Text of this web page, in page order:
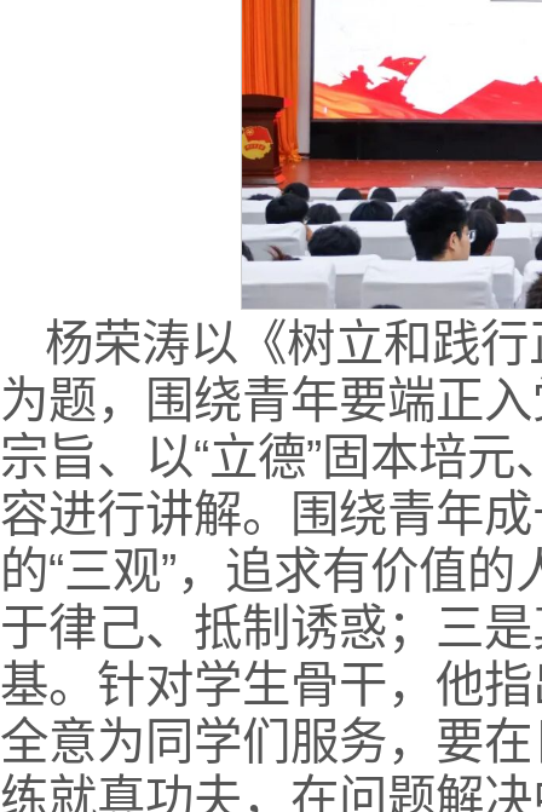
杨荣涛以《树立和践
为题，围绕青年要端正
宗旨、以“立德”固本培
容进行讲解。围绕青年
的“三观”，追求有价值
于律己、抵制诱惑；三
基。针对学生骨干，他
全意为同学们服务，要
练就真功夫，在问题解